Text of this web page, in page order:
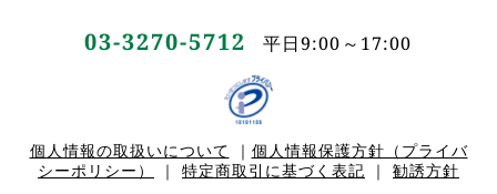
03-3270-5712 平日9:00～17:00
個人情報の取扱いについて ｜ 個人情報保護方針（プライバ
シーポリシー）
｜ 特定商取引に基づく表記 ｜ 勧誘方針